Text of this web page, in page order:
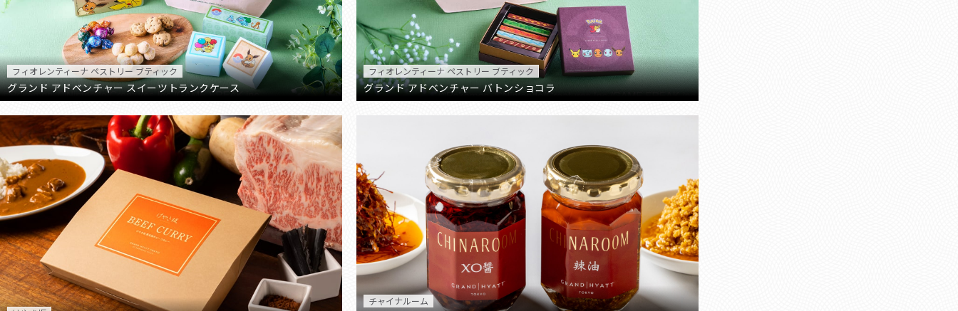
フィオレンティーナ ペストリー ブティック
グランド アドベンチャー スイーツトランクケース
フィオレンティーナ ペストリー ブティック
グランド アドベンチャー バトンショコラ
チャイナルーム